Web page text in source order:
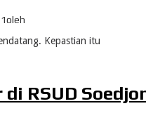
oleh
Kepastian itu
RSUD